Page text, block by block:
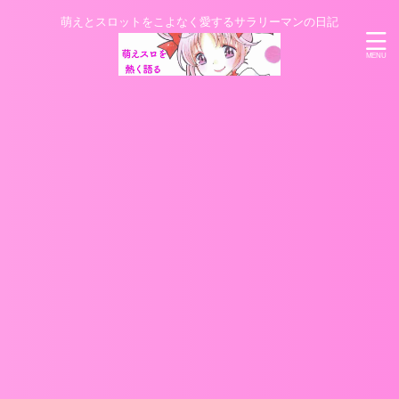
萌えとスロットをこよなく愛するサラリーマンの日記